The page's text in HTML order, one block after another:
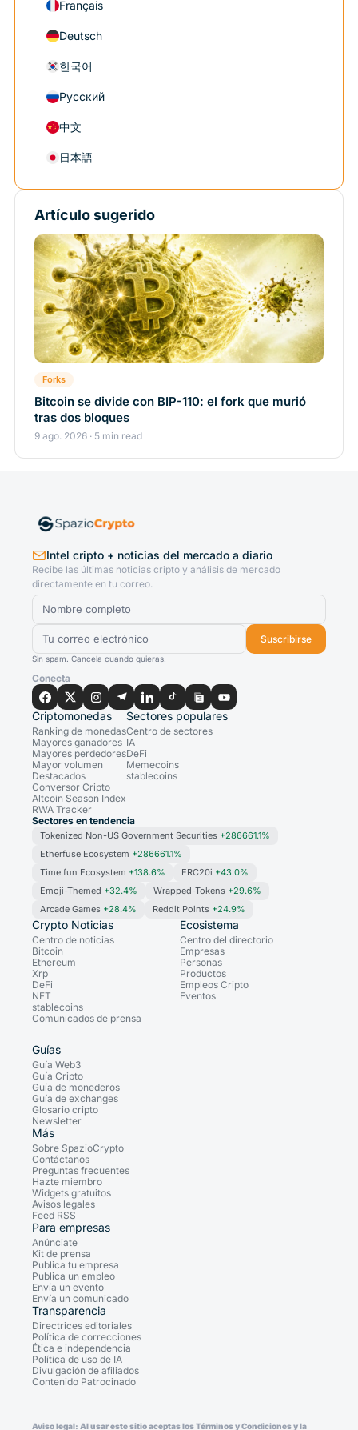
Français
Deutsch
한국어
Русский
中文
日本語
Artículo sugerido
Forks
Bitcoin se divide con BIP-110: el fork que murió
tras dos bloques
9 ago. 2026 · 5 min read
Intel cripto + noticias del mercado a diario
Recibe las últimas noticias cripto y análisis de mercado
directamente en tu correo.
Suscribirse
Sin spam. Cancela cuando quieras.
Conecta
Criptomonedas
Ranking de monedas
Mayores ganadores
Mayores perdedores
Mayor volumen
Destacados
Conversor Cripto
Altcoin Season Index
RWA Tracker
Sectores populares
Centro de sectores
IA
DeFi
Memecoins
stablecoins
Sectores en tendencia
Tokenized Non-US Government Securities +286661.1%
Etherfuse Ecosystem +286661.1%
Time.fun Ecosystem +138.6% ERC20i +43.0%
Emoji-Themed +32.4% Wrapped-Tokens +29.6%
Arcade Games +28.4% Reddit Points +24.9%
Crypto Noticias
Centro de noticias
Bitcoin
Ethereum
Xrp
DeFi
NFT
stablecoins
Comunicados de prensa
Ecosistema
Centro del directorio
Empresas
Personas
Productos
Empleos Cripto
Eventos
Guías
Guía Web3
Guía Cripto
Guía de monederos
Guía de exchanges
Glosario cripto
Newsletter
Más
Sobre SpazioCrypto
Contáctanos
Preguntas frecuentes
Hazte miembro
Widgets gratuitos
Avisos legales
Feed RSS
Para empresas
Anúnciate
Kit de prensa
Publica tu empresa
Publica un empleo
Envía un evento
Envía un comunicado
Transparencia
Directrices editoriales
Política de correcciones
Ética e independencia
Política de uso de IA
Divulgación de afiliados
Contenido Patrocinado
Aviso legal: Al usar este sitio aceptas los Términos y Condiciones y la